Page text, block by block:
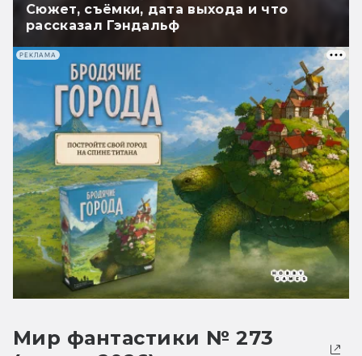
Сюжет, съёмки, дата выхода и что
рассказал Гэндальф
РЕКЛАМА
Мир фантастики № 273